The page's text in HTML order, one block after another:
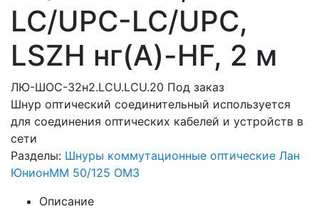
LC/UPC-LC/UPC,
LSZH нг(A)-HF, 2 м
ЛЮ-ШОС-32н2.LCU.LCU.20 Под заказ
Шнур оптический соединительный используется
для соединения оптических кабелей и устройств в
сети
Разделы: Шнуры коммутационные оптические Лан
ЮнионMM 50/125 OM3
Описание